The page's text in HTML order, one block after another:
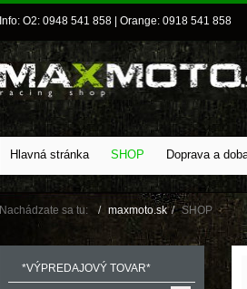
Info: O2: 0948 541 858 | Orange: 0918 541 858
Hlavná stránka SHOP Doprava a
Nachádzate sa tu: maxmoto.sk SHOP
*VÝPREDAJOVÝ TOVAR*